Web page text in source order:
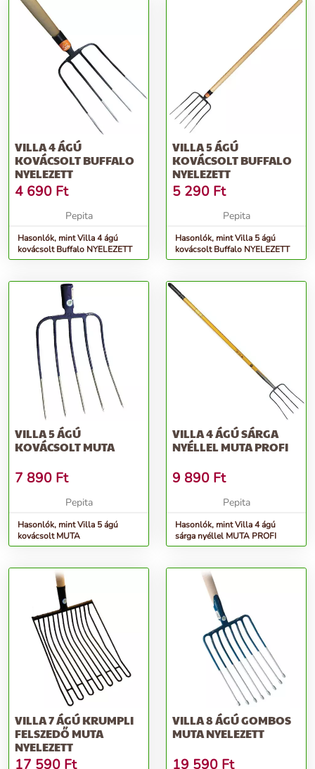
VILLA 4 ÁGÚ
KOVÁCSOLT BUFFALO
NYELEZETT
4 690 Ft
Pepita
Hasonlók, mint Villa 4 ágú
kovácsolt Buffalo NYELEZETT
VILLA 5 ÁGÚ
KOVÁCSOLT BUFFALO
NYELEZETT
5 290 Ft
Pepita
Hasonlók, mint Villa 5 ágú
kovácsolt Buffalo NYELEZETT
VILLA 5 ÁGÚ
KOVÁCSOLT MUTA
7 890 Ft
Pepita
Hasonlók, mint Villa 5 ágú
kovácsolt MUTA
VILLA 4 ÁGÚ SÁRGA
NYÉLLEL MUTA PROFI
9 890 Ft
Pepita
Hasonlók, mint Villa 4 ágú
sárga nyéllel MUTA PROFI
VILLA 7 ÁGÚ KRUMPLI
FELSZEDŐ MUTA
NYELEZETT
17 590 Ft
VILLA 8 ÁGÚ GOMBOS
MUTA NYELEZETT
19 590 Ft